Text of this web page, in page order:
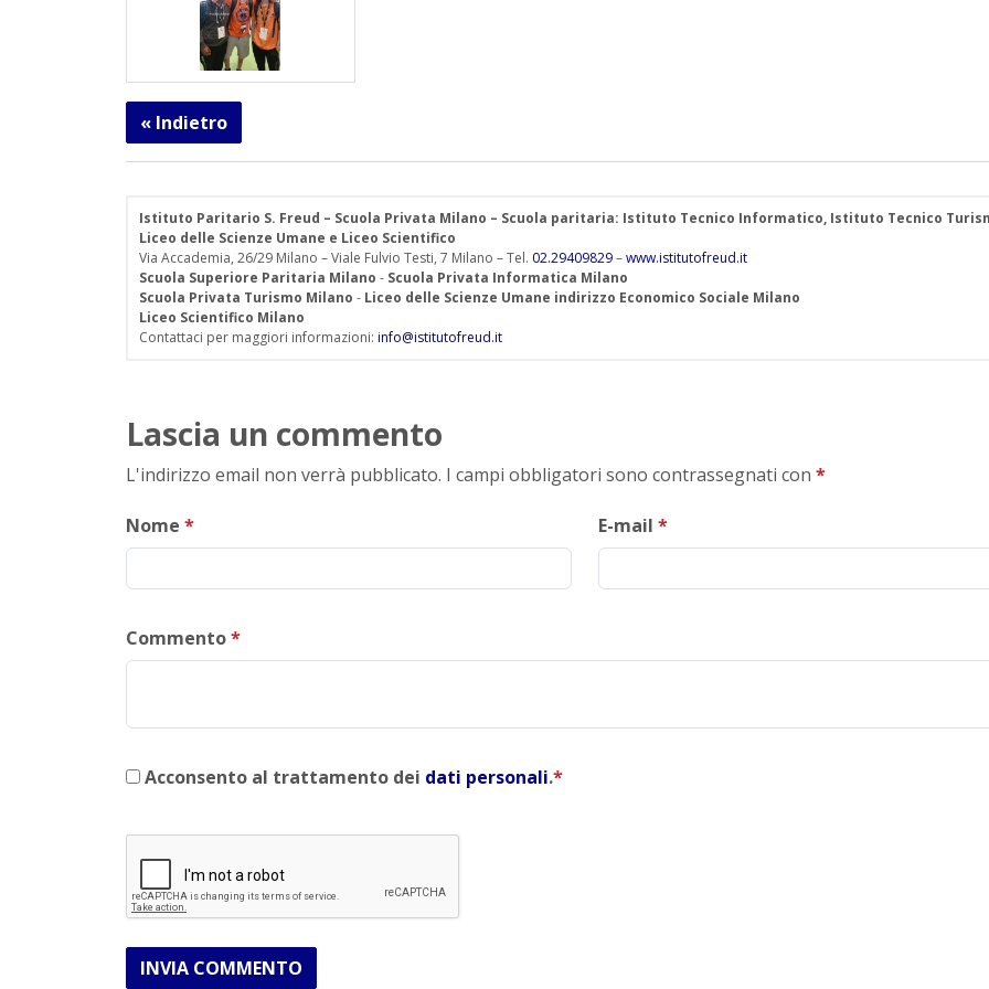
« Indietro
Istituto Paritario S. Freud – Scuola Privata Milano – Scuola paritaria: Istituto Tecnico Informatico, Istituto Tecnico
Liceo delle Scienze Umane e Liceo Scientifico
Via Accademia, 26/29 Milano – Viale Fulvio Testi, 7 Milano – Tel. 02.29409829–www.istitutofreud.it
Scuola Superiore Paritaria Milano - Scuola Privata Informatica Milano
Scuola Privata Turismo Milano - Liceo delle Scienze Umane indirizzo Economico Sociale Milano
Liceo Scientifico Milano
Contattaci per maggiori informazioni: info@istitutofreud.it
Lascia un commento
L'indirizzo email non verrà pubblicato. I campi obbligatori sono contrassegnati con *
Nome * E-mail *
Commento*
Acconsento al trattamento dei dati personali.*
INVIA COMMENTO